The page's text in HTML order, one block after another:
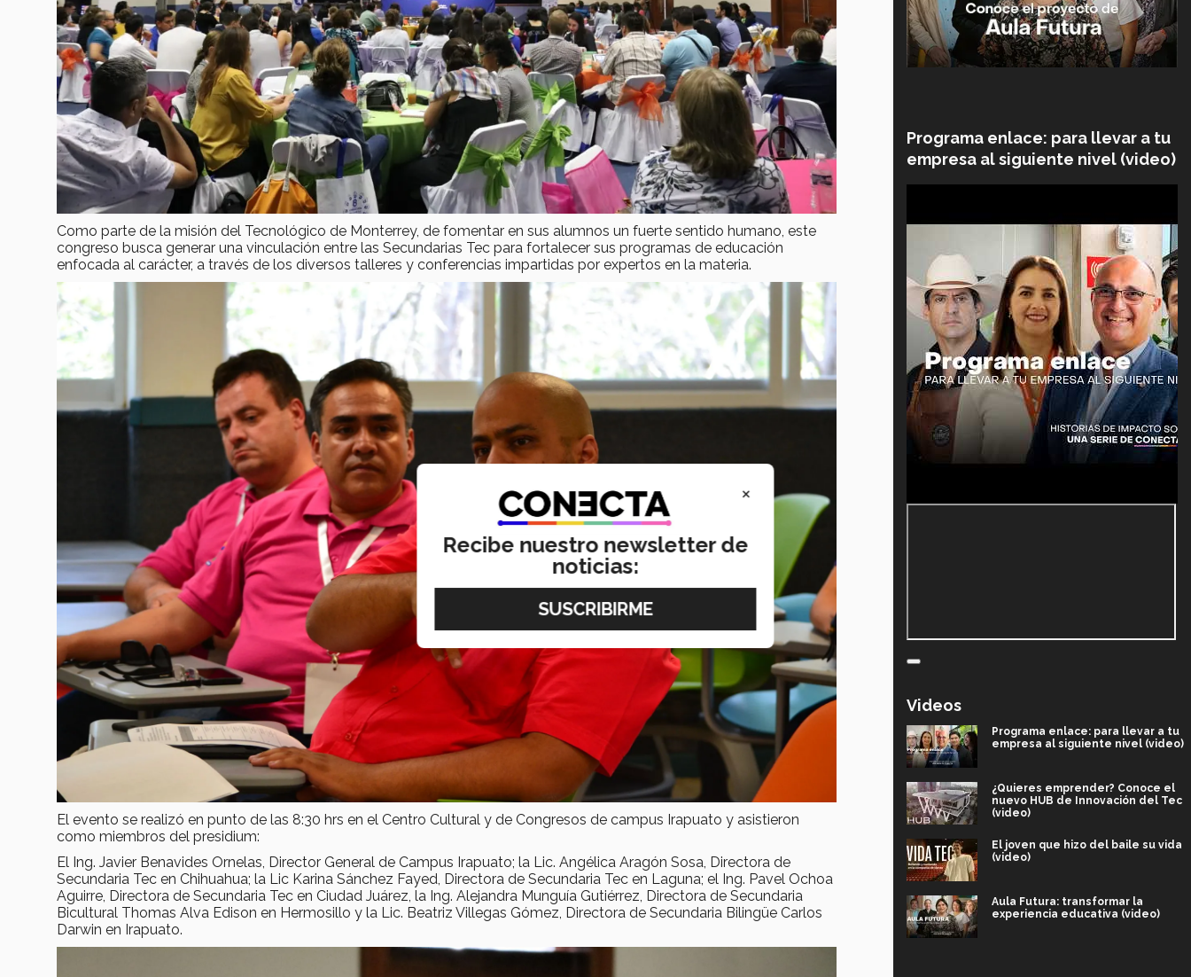
Como parte de la misión del Tecnológico de Monterrey, de fomentar en sus alumnos un fuerte sentido humano, este
congreso busca generar una vinculación entre las Secundarias Tec para fortalecer sus programas de educación
enfocada al carácter, a través de los diversos talleres y conferencias impartidas por expertos en la materia.
El evento se realizó en punto de las 8:30 hrs en el Centro Cultural y de Congresos de campus Irapuato y asistieron
como miembros del presidium:
El Ing. Javier Benavides Ornelas, Director General de Campus Irapuato; la Lic. Angélica Aragón Sosa, Directora de
Secundaria Tec en Chihuahua; la Lic Karina Sánchez Fayed, Directora de Secundaria Tec en Laguna; el Ing. Pavel Ochoa
Aguirre, Directora de Secundaria Tec en Ciudad Juárez, la Ing. Alejandra Munguía Gutiérrez, Directora de Secundaria
Bicultural Thomas Alva Edison en Hermosillo y la Lic. Beatriz Villegas Gómez, Directora de Secundaria Bilingüe Carlos
Darwin en Irapuato.
Programa enlace: para llevar a tu
empresa al siguiente nivel (video)
Videos
Programa enlace: para llevar a tu
empresa al siguiente nivel (video)
¿Quieres emprender? Conoce el
nuevo HUB de Innovación del Tec
(video)
El joven que hizo del baile su vida
(video)
Aula Futura: transformar la
experiencia educativa (video)
×
Recibe nuestro newsletter de
noticias: